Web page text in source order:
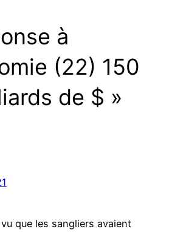
à
(22) 150
de $ »
vu que les sangliers avaient